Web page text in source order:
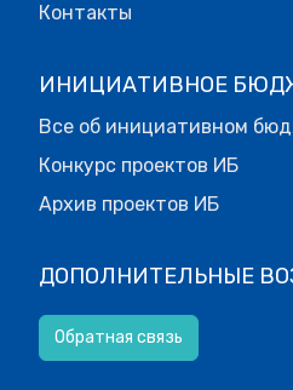
Контакты
ИНИЦИАТИВНОЕ
Все об инициативном
Конкурс проектов ИБ
Архив проектов ИБ
ДОПОЛНИТЕЛЬНЫЕ
Обратная связь